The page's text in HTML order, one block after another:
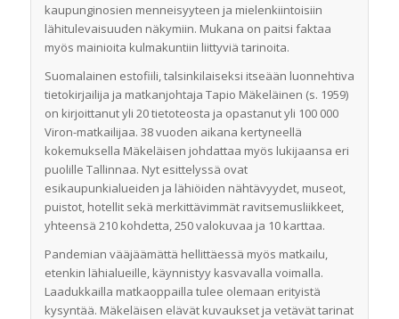
kaupunginosien menneisyyteen ja mielenkiintoisiin
lähitulevaisuuden näkymiin. Mukana on paitsi faktaa
myös mainioita kulmakuntiin liittyviä tarinoita.
Suomalainen estofiili, talsinkilaiseksi itseään luonnehtiva
tietokirjailija ja matkanjohtaja Tapio Mäkeläinen (s. 1959)
on kirjoittanut yli 20 tietoteosta ja opastanut yli 100 000
Viron-matkailijaa. 38 vuoden aikana kertyneellä
kokemuksella Mäkeläisen johdattaa myös lukijaansa eri
puolille Tallinnaa. Nyt esittelyssä ovat
esikaupunkialueiden ja lähiöiden nähtävyydet, museot,
puistot, hotellit sekä merkittävimmät ravitsemusliikkeet,
yhteensä 210 kohdetta, 250 valokuvaa ja 10 karttaa.
Pandemian vääjäämättä hellittäessä myös matkailu,
etenkin lähialueille, käynnistyy kasvavalla voimalla.
Laadukkailla matkaoppailla tulee olemaan erityistä
kysyntää. Mäkeläisen elävät kuvaukset ja vetävät tarinat